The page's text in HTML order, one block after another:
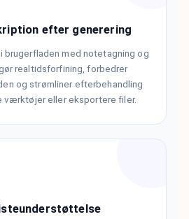
efter generering
brugerfladen med notetagning og
realtidsforfining, forbedrer
og strømliner efterbehandling
værktøjer eller eksportere filer.